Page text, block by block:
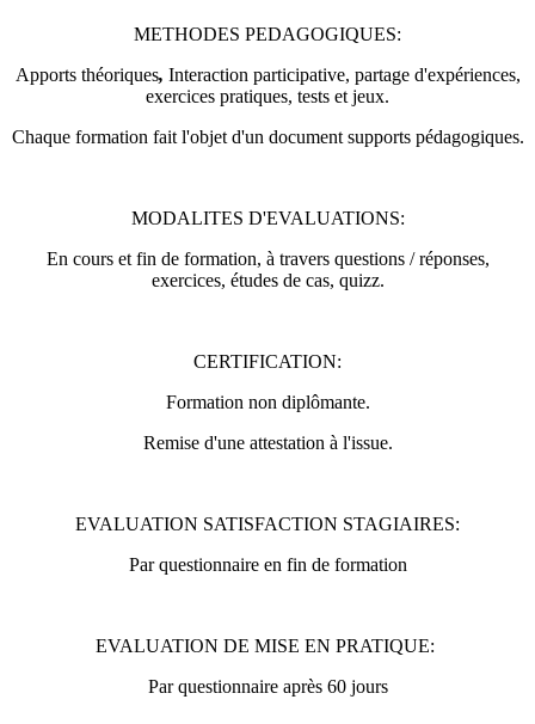
METHODES PEDAGOGIQUES:
Apports théoriques, Interaction participative, partage d'expériences,
exercices pratiques, tests et jeux.
Chaque formation fait l'objet d'un document supports pédagogiques.
MODALITES D'EVALUATIONS:
En cours et fin de formation, à travers questions / réponses,
exercices, études de cas, quizz.
CERTIFICATION:
Formation non diplômante.
Remise d'une attestation à l'issue.
EVALUATION SATISFACTION STAGIAIRES:
Par questionnaire en fin de formation
EVALUATION DE MISE EN PRATIQUE:
Par questionnaire après 60 jours